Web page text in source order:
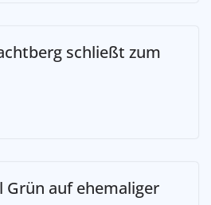
schließt zum
Grün auf ehemaliger